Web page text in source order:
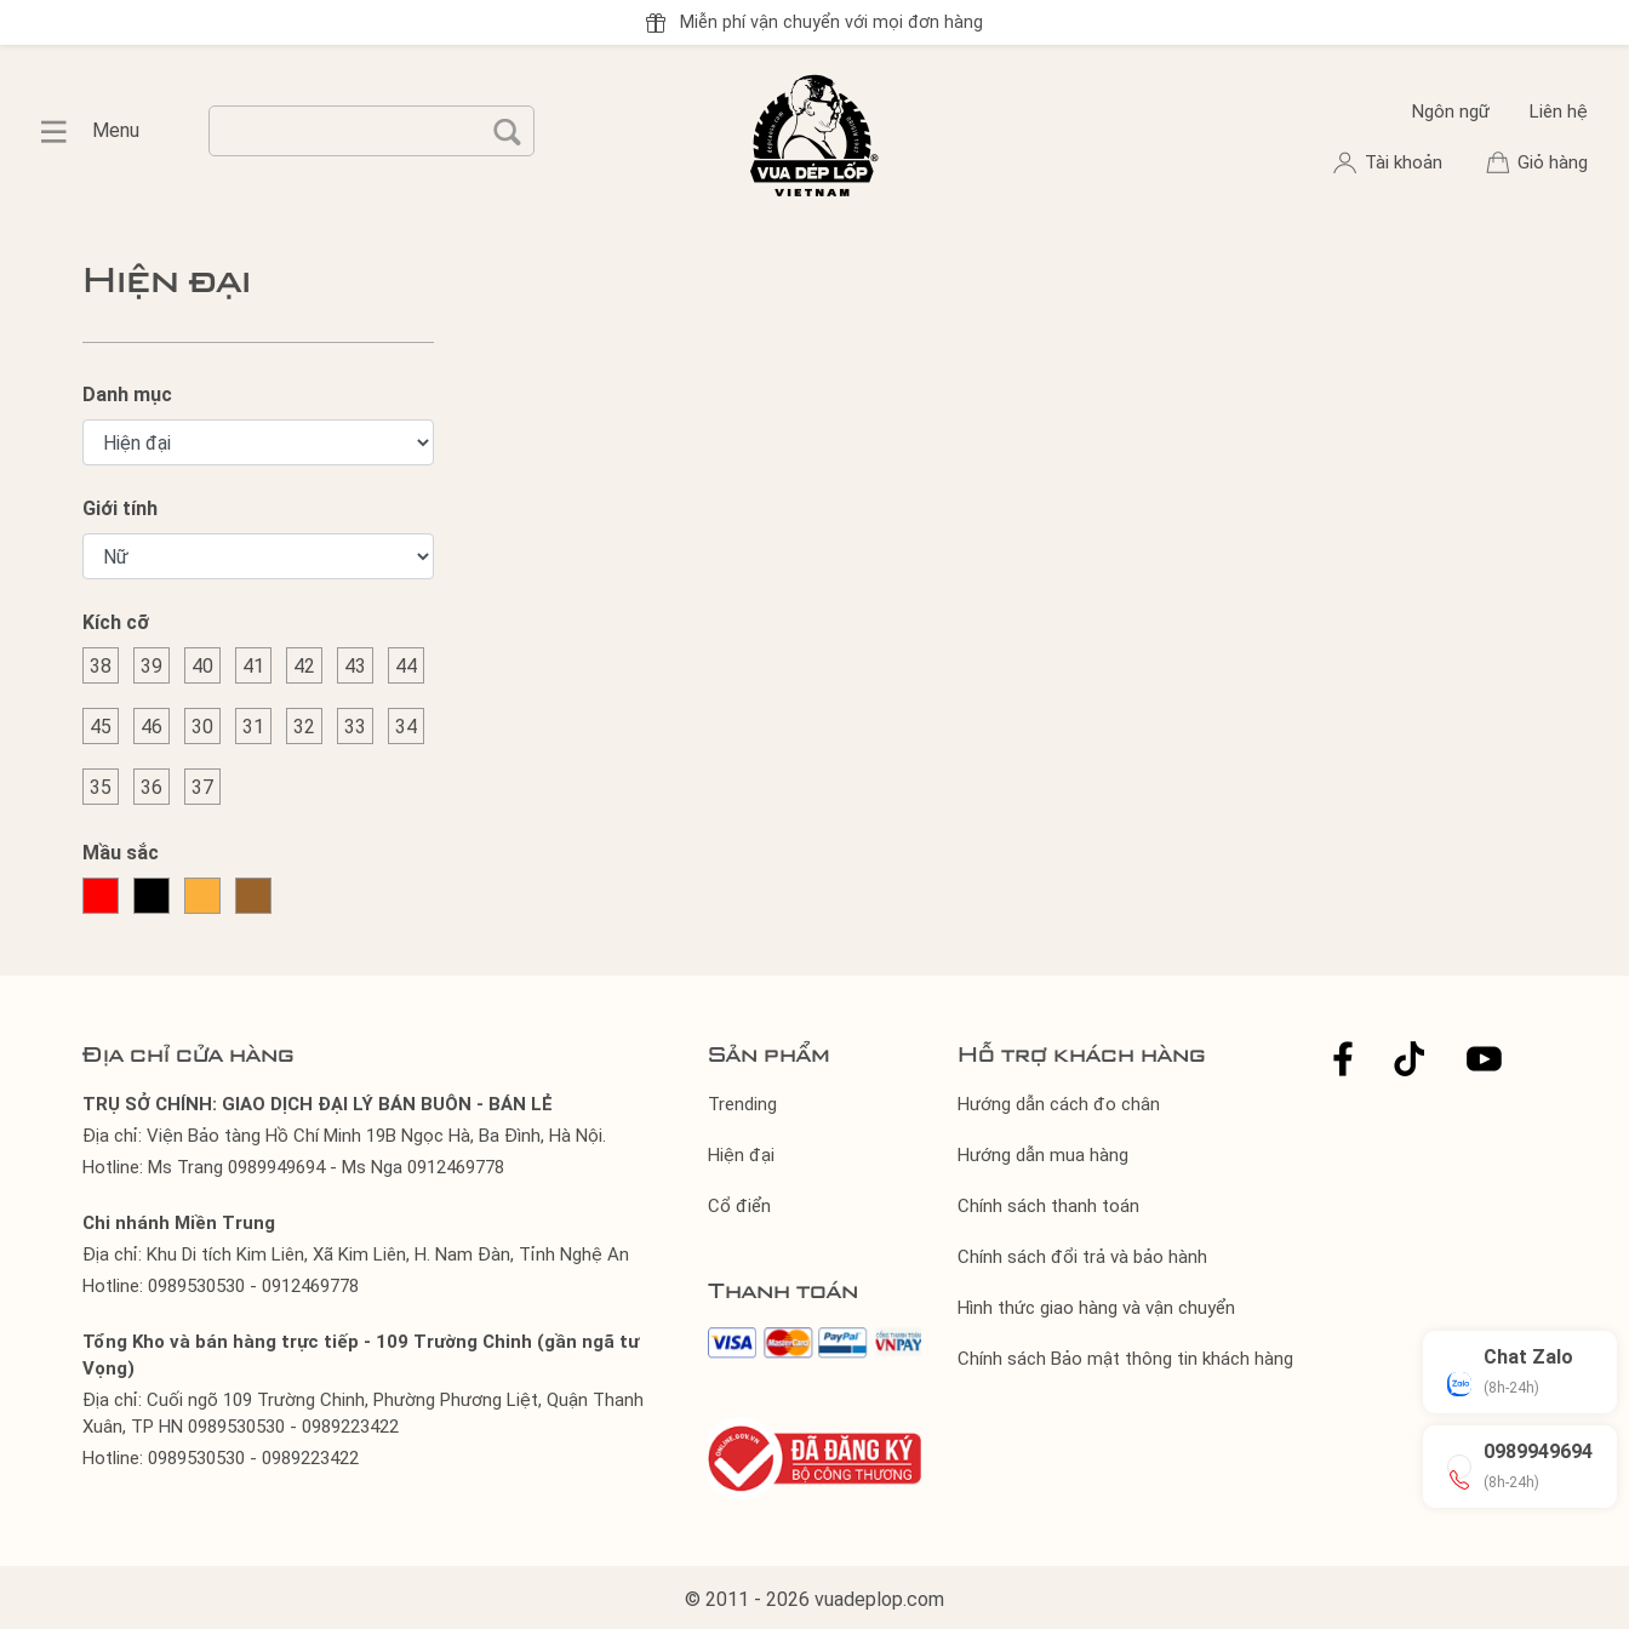
Miễn phí vận chuyển với mọi đơn hàng
Menu
Ngôn ngữ Liên hệ
Tài khoản Giỏ hàng
Hiện đại
Danh mục
Giới tính
Kích cỡ
38
39 40 41 42 43 44
45 46 30 31 32 33 34
35 36 37
Mầu sắc
Địa chỉ cửa hàng
TRỤ SỞ CHÍNH: GIAO DỊCH ĐẠI LÝ BÁN BUÔN - BÁN LẺ
Địa chỉ: Viện Bảo tàng Hồ Chí Minh 19B Ngọc Hà, Ba Đình, Hà Nội.
Hotline: Ms Trang 0989949694 - Ms Nga 0912469778
Chi nhánh Miền Trung
Địa chỉ: Khu Di tích Kim Liên, Xã Kim Liên, H. Nam Đàn, Tỉnh Nghệ An
Hotline: 0989530530 - 0912469778
Tổng Kho và bán hàng trực tiếp - 109 Trường Chinh (gần ngã tư
Vọng)
Địa chỉ: Cuối ngõ 109 Trường Chinh, Phường Phương Liệt, Quận Thanh
Xuân, TP HN 0989530530 - 0989223422
Hotline: 0989530530 - 0989223422
Sản phẩm
Trending
Hiện đại
Cổ điển
Thanh toán
Hỗ trợ khách hàng
Hướng dẫn cách đo chân
Hướng dẫn mua hàng
Chính sách thanh toán
Chính sách đổi trả và bảo hành
Hình thức giao hàng và vận chuyển
Chính sách Bảo mật thông tin khách hàng
© 2011 - 2026 vuadeplop.com
Chat Zalo
(8h-24h)
0989949694
(8h-24h)